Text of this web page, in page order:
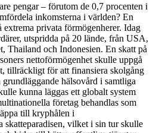
pengar – förutom de 0,7 procenten i
inkomsterna i världen? En
privata förmögenherer. Idag
utspridda på 20 lände, från USA,
Thailand och Indonesien. En skatt på
nettoförmögenhet skulle uppgå
tillräckligt för att finansiera skolgång
hälsovård i samtliga
kunna läggas ett globalt system
företag behandlas som
till kryphålen i
skatteparadisen, vilket i sin tur skulle